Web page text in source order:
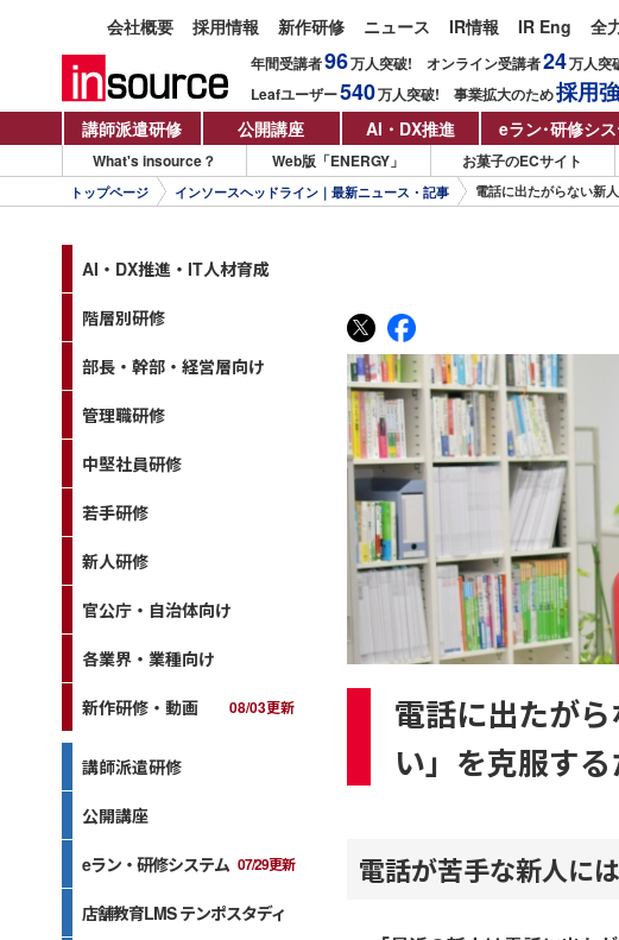
会社概要 採用情報 新作研修 ニュース IR情報 IR Eng 全
年間受講者96万人突破! オンライン受講者24万人突
Leafユーザー540万人突破! 事業拡大のため採用
講師派遣研修
公開講座 AI・DX推進 eラン・研修シ
What's insource？ Web版「ENERGY」 お菓子のECサイト
トップページ インソースヘッドライン｜最新ニュース・記事 電話に出たがらない新
電話に出たが
い」を克服す
電話が苦手な新人に
AI・DX推進・IT人材育成
階層別研修
部長・幹部・経営層向け
管理職研修
中堅社員研修
若手研修
新人研修
官公庁・自治体向け
各業界・業種向け
新作研修・動画 08/03更新
講師派遣研修
公開講座
eラン・研修システム 07/29更新
店舗教育LMS テンポスタディ